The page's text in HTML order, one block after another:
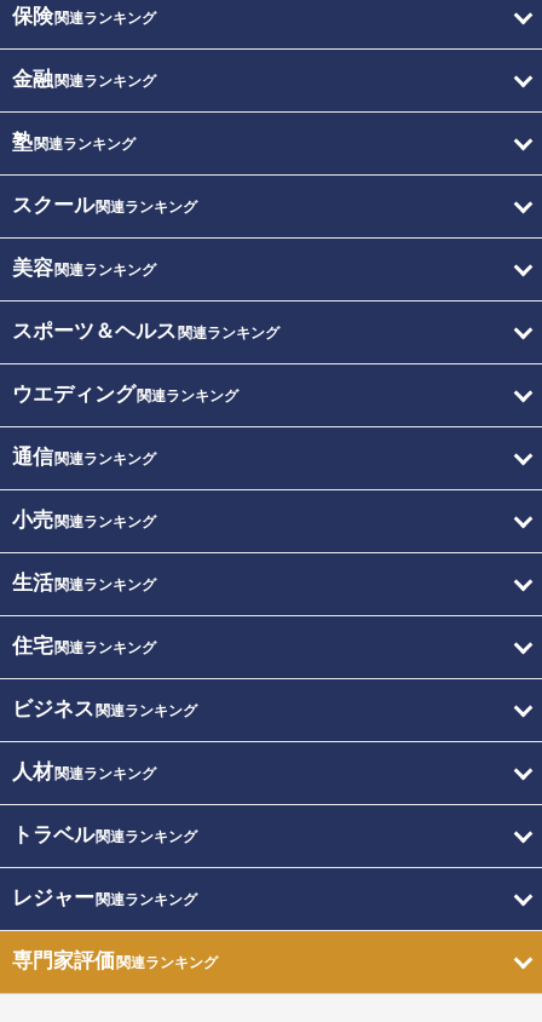
保険関連ランキング
金融関連ランキング
塾関連ランキング
スクール関連ランキング
美容関連ランキング
スポーツ＆ヘルス 関連ランキング
ウエディング関連ランキング
通信関連ランキング
小売関連ランキング
生活関連ランキング
住宅関連ランキング
ビジネス 関連ランキング
人材関連ランキング
トラベル関連ランキング
レジャー関連ランキング
専門家評価関連ランキング